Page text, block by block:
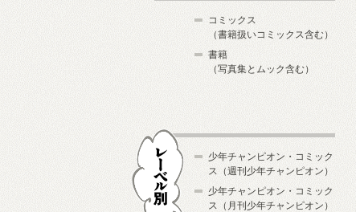
コミックス
（書籍扱いコミックス含む）
書籍
（写真集とムック含む）
少年チャンピオン・コミック
ス（週刊少年チャンピオン）
少年チャンピオン・コミック
ス（月刊少年チャンピオン）